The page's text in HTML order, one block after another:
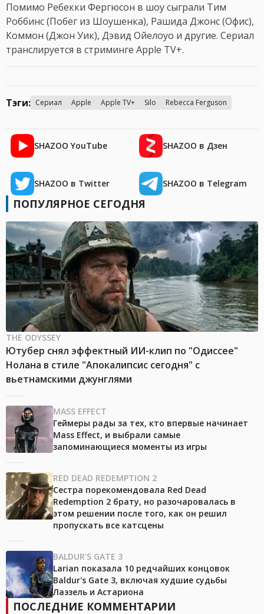
Помимо Ребекки Фергюсон в шоу сыграли Тим
Роббинс (Побег из Шоушенка), Рашида Джонс (Офис),
Коммон (Джон Уик), Дэвид Ойелоуо и другие. Сериал
транслируется в стриминге Apple TV+.
Тэги: Сериал Apple Apple TV+ Silo Rebecca Ferguson
SHAZOO YouTube SHAZOO в Дзен
SHAZOO в Twitter SHAZOO в Telegram
ПОПУЛЯРНОЕ СЕГОДНЯ
THE ODYSSEY
Ютубер снял эффектный ИИ-клип по "Одиссее"
Нолана в стиле "Апокалипсис сегодня" с
вьетнамскими джунглями
MASS EFFECT
Геймеры рады за тех, кто впервые начинает
Mass Effect, и выбрали самые
запоминающиеся моменты из игры
RED DEAD REDEMPTION 2
Сестра порекомендовала Red Dead
Redemption 2 брату, но разочаровалась в
этом решении после того, как он решил
пропускать все катсцены
BALDUR'S GATE 3
Larian показала 10 редчайших концовок
Baldur's Gate 3, включая худшие судьбы
Лаэзель и Астариона
ПОСЛЕДНИЕ КОММЕНТАРИИ